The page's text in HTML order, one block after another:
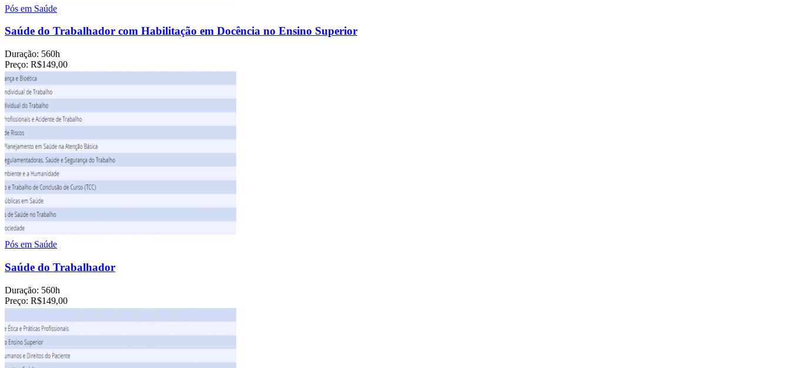
Pós em Saúde
Saúde do Trabalhador com Habilitação em Docência no Ensino Superior
Duração: 560h
Preço: R$149,00
Pós em Saúde
Saúde do Trabalhador
Duração: 560h
Preço: R$149,00